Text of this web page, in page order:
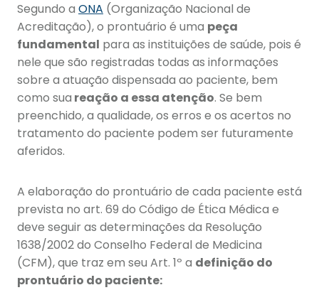
Segundo a ONA (Organização Nacional de
Acreditação), o prontuário é uma peça
fundamental para as instituições de saúde, pois é
nele que são registradas todas as informações
sobre a atuação dispensada ao paciente, bem
como sua reação a essa atenção. Se bem
preenchido, a qualidade, os erros e os acertos no
tratamento do paciente podem ser futuramente
aferidos.
A elaboração do prontuário de cada paciente está
prevista no art. 69 do Código de Ética Médica e
deve seguir as determinações da Resolução
1638/2002 do Conselho Federal de Medicina
(CFM), que traz em seu Art. 1º a definição do
prontuário do paciente: